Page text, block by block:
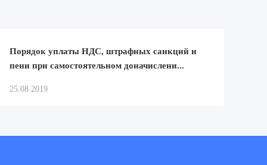
Порядок уплаты НДС, штрафных санкций и
пени при самостоятельном доначислени...
25.08.2019